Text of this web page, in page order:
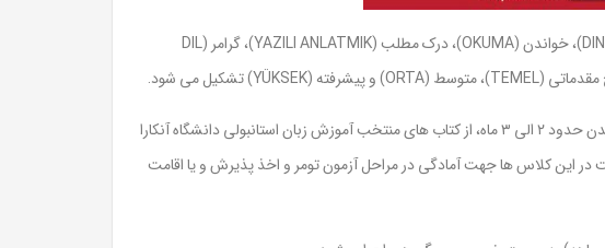
شامل مراحل: مکالمه (KONUŞMA)، شنیدن (DINLEMA)، خواندن (OKUMA)، درک مطلب (YAZILI ANLATMIK)، گرامر (DIL
متقاضیان شرکت در کلاس تومر TÖMER [زبان های استانبولی]، طی گذراندن حدود ۲ الی ۳ ماه، از کتاب های منتخب آموزش زبان استانبولی دانشگاه آنکارا
این کلاس ها جهت آمادگی در مراحل آزمون تومر و اخذ پذیرش و یا اقامت